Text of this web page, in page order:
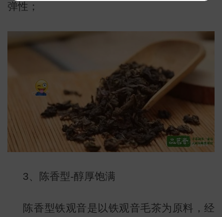
弹性；
3、陈香型-醇厚饱满
陈香型铁观音是以铁观音毛茶为原料，经